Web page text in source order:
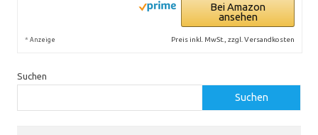
Bei Amazon
ansehen
* Anzeige Preis inkl. MwSt., zzgl. Versandkosten
Suchen
Suchen